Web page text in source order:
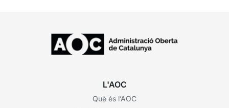
L'AOC
Què és l’AOC